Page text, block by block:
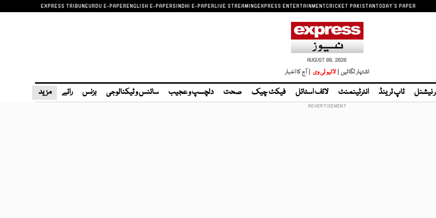
EXPRESS TRIBUNEURDU E-PAPERENGLISH E-PAPERSINDHI E-PAPERLIVE STREAMINGEXPRESS ENTERTAINMENTCRICKET PAKISTANTODAY'S PAPER
AUGUST 08, 2026
اشتہار لگائیں | لائیو ٹی وی | آج کا اخبار
نیشنل ٹاپ ٹرینڈ انٹرٹینمنٹ لائف اسٹائل فیکٹ چیک صحت دلچسپ و عجیب سائنس و ٹیکنالوجی بزنس رائے مزید